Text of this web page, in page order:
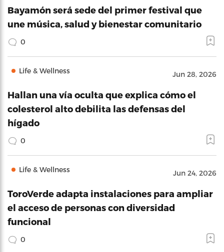
Bayamón será sede del primer festival que
une música, salud y bienestar comunitario
0
Life & Wellness Jun 28, 2026
Hallan una vía oculta que explica cómo el
colesterol alto debilita las defensas del
hígado
0
Life & Wellness Jun 24, 2026
ToroVerde adapta instalaciones para ampliar
el acceso de personas con diversidad
funcional
0